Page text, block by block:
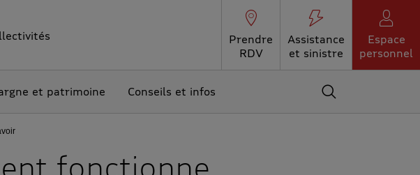
Prendre
RDV
Assistance
et sinistre
Espace
personnel
et patrimoine Conseils et infos Accédez au moteur
fonctionne